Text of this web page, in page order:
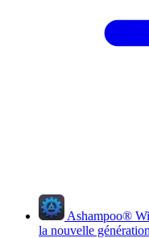
Ashampoo®
la nouvelle